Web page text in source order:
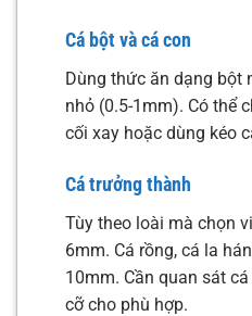
Cá bột và cá con
Dùng thức ăn dạng bột
nhỏ (0.5-1mm). Có thể
cối xay hoặc dùng kéo
Cá trưởng thành
Tùy theo loài mà chọn
6mm. Cá rồng, cá la
10mm. Cần quan sát
cỡ cho phù hợp.